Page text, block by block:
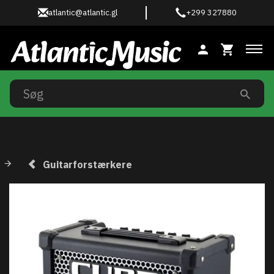
atlantic@atlantic.gl +299 327880
Guitarforstærkere